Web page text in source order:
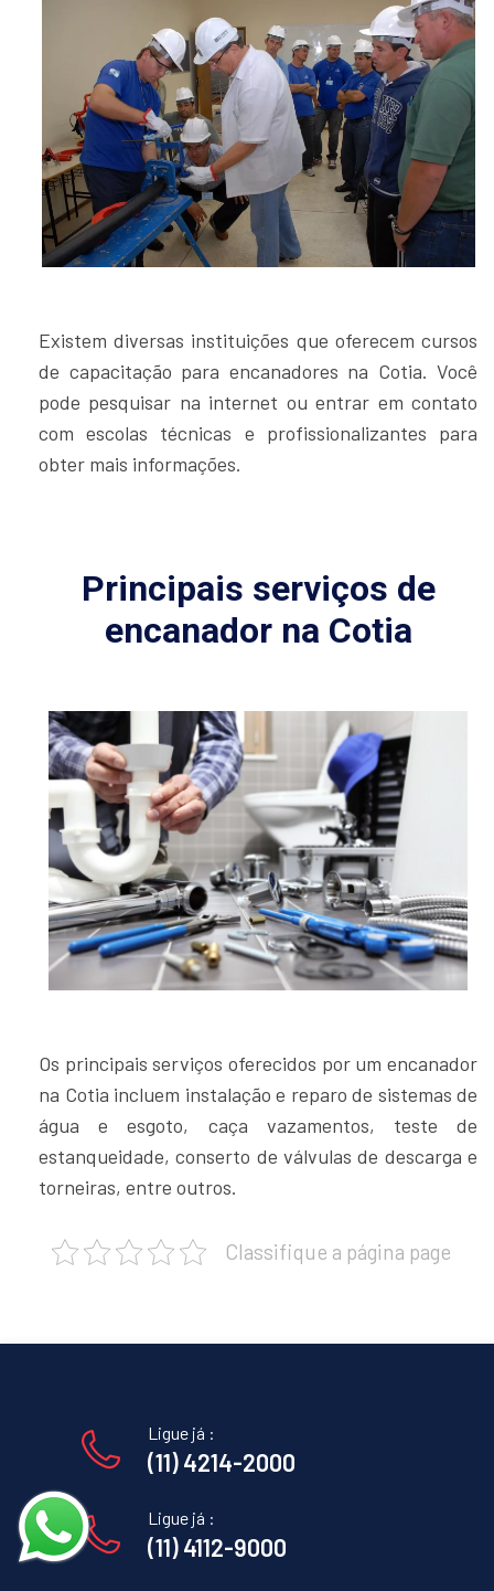
Existem diversas instituições que oferecem cursos
de capacitação para encanadores na Cotia. Você
pode pesquisar na internet ou entrar em contato
com escolas técnicas e profissionalizantes para
obter mais informações.
Principais serviços de
encanador na Cotia
Os principais serviços oferecidos por um encanador
na Cotia incluem instalação e reparo de sistemas de
água e esgoto, caça vazamentos, teste de
estanqueidade, conserto de válvulas de descarga e
torneiras, entre outros.
Classifique a página page
Ligue já :
(11) 4214-2000
Ligue já :
(11) 4112-9000